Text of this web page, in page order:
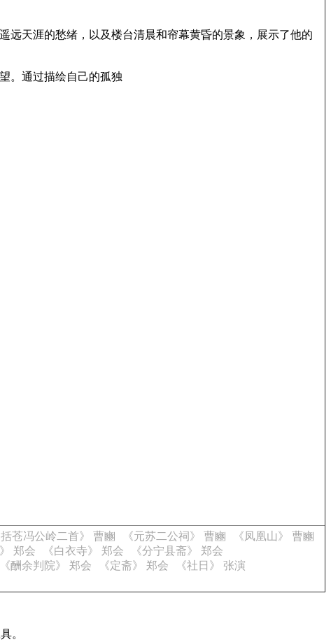
远天涯的愁绪，以及楼台清晨和帘幕黄昏的景象，展示了他的
。通过描绘自己的孤独
括苍冯公岭二首》 曹豳 《元苏二公祠》 曹豳
《凤凰山》 曹豳
郑会 《白衣寺》 郑会
《分宁县斋》 郑会
《酬余判院》 郑会 《定斋》 郑会
《社日》 张演
。